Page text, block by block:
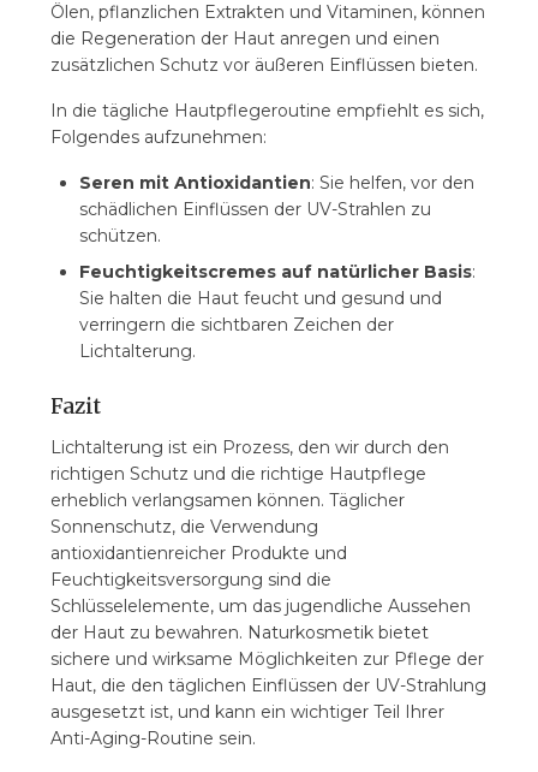
Ölen, pflanzlichen Extrakten und Vitaminen, können
die Regeneration der Haut anregen und einen
zusätzlichen Schutz vor äußeren Einflüssen bieten.
In die tägliche Hautpflegeroutine empfiehlt es sich,
Folgendes aufzunehmen:
Seren mit Antioxidantien: Sie helfen, vor den
schädlichen Einflüssen der UV-Strahlen zu
schützen.
Feuchtigkeitscremes auf natürlicher Basis:
Sie halten die Haut feucht und gesund und
verringern die sichtbaren Zeichen der
Lichtalterung.
Fazit
Lichtalterung ist ein Prozess, den wir durch den
richtigen Schutz und die richtige Hautpflege
erheblich verlangsamen können. Täglicher
Sonnenschutz, die Verwendung
antioxidantienreicher Produkte und
Feuchtigkeitsversorgung sind die
Schlüsselelemente, um das jugendliche Aussehen
der Haut zu bewahren. Naturkosmetik bietet
sichere und wirksame Möglichkeiten zur Pflege der
Haut, die den täglichen Einflüssen der UV-Strahlung
ausgesetzt ist, und kann ein wichtiger Teil Ihrer
Anti-Aging-Routine sein.